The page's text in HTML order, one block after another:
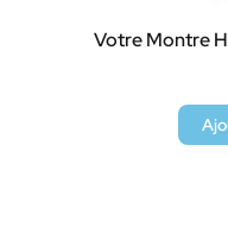
Votre Montre